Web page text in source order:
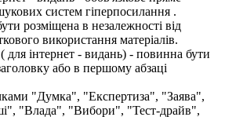
систем гіперпосилання .
розміщена в незалежності від
використання матеріалів.
для інтернет - видань) - повинна бути
або в першому абзаці
"Думка", "Експертиза", "Заява",
"Влада", "Вибори", "Тест-драйв",